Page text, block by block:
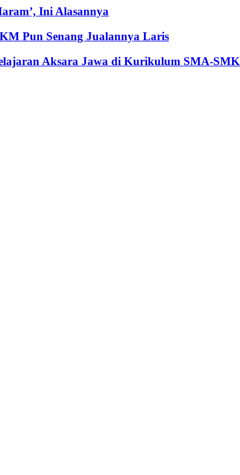
Ini Alasannya
Pun Senang Jualannya Laris
Aksara Jawa di Kurikulum SMA-SMK